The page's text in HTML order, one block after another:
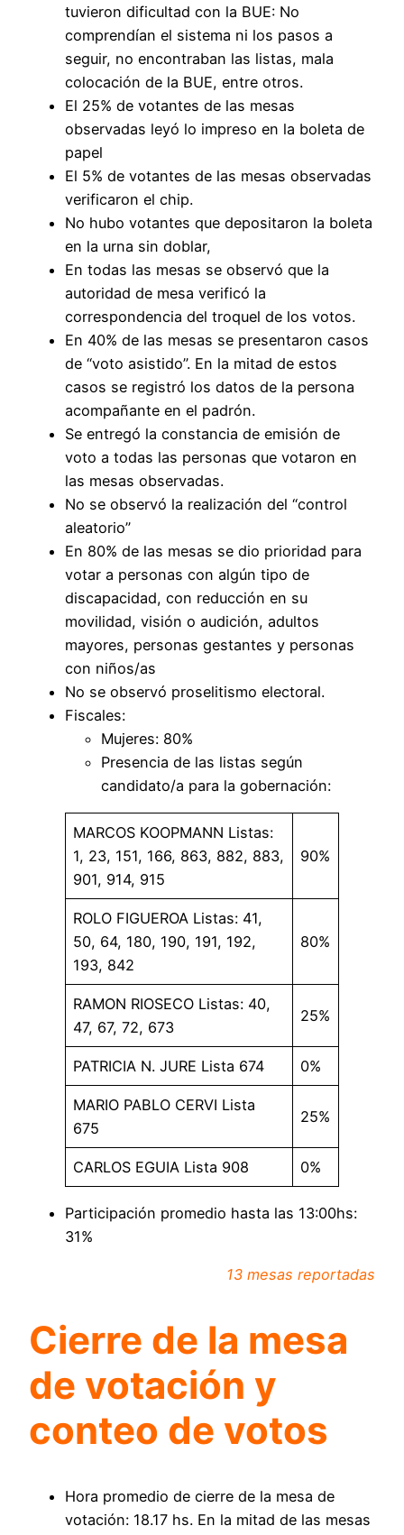
tuvieron dificultad con la BUE: No
comprendían el sistema ni los pasos a
seguir, no encontraban las listas, mala
colocación de la BUE, entre otros.
El 25% de votantes de las mesas
observadas leyó lo impreso en la boleta de
papel
El 5% de votantes de las mesas observadas
verificaron el chip.
No hubo votantes que depositaron la boleta
en la urna sin doblar,
En todas las mesas se observó que la
autoridad de mesa verificó la
correspondencia del troquel de los votos.
En 40% de las mesas se presentaron casos
de “voto asistido”. En la mitad de estos
casos se registró los datos de la persona
acompañante en el padrón.
Se entregó la constancia de emisión de
voto a todas las personas que votaron en
las mesas observadas.
No se observó la realización del “control
aleatorio”
En 80% de las mesas se dio prioridad para
votar a personas con algún tipo de
discapacidad, con reducción en su
movilidad, visión o audición, adultos
mayores, personas gestantes y personas
con niños/as
No se observó proselitismo electoral.
Fiscales:
Mujeres: 80%
Presencia de las listas según
candidato/a para la gobernación:
MARCOS KOOPMANN Listas:
1, 23, 151, 166, 863, 882, 883,
901, 914, 915
90%
ROLO FIGUEROA Listas: 41,
50, 64, 180, 190, 191, 192,
193, 842
80%
RAMON RIOSECO Listas: 40,
47, 67, 72, 673
25%
PATRICIA N. JURE Lista 674 0%
MARIO PABLO CERVI Lista
675
25%
CARLOS EGUIA Lista 908 0%
Participación promedio hasta las 13:00hs:
31%
13 mesas reportadas
Cierre de la mesa
de votación y
conteo de votos
Hora promedio de cierre de la mesa de
votación: 18.17 hs. En la mitad de las mesas